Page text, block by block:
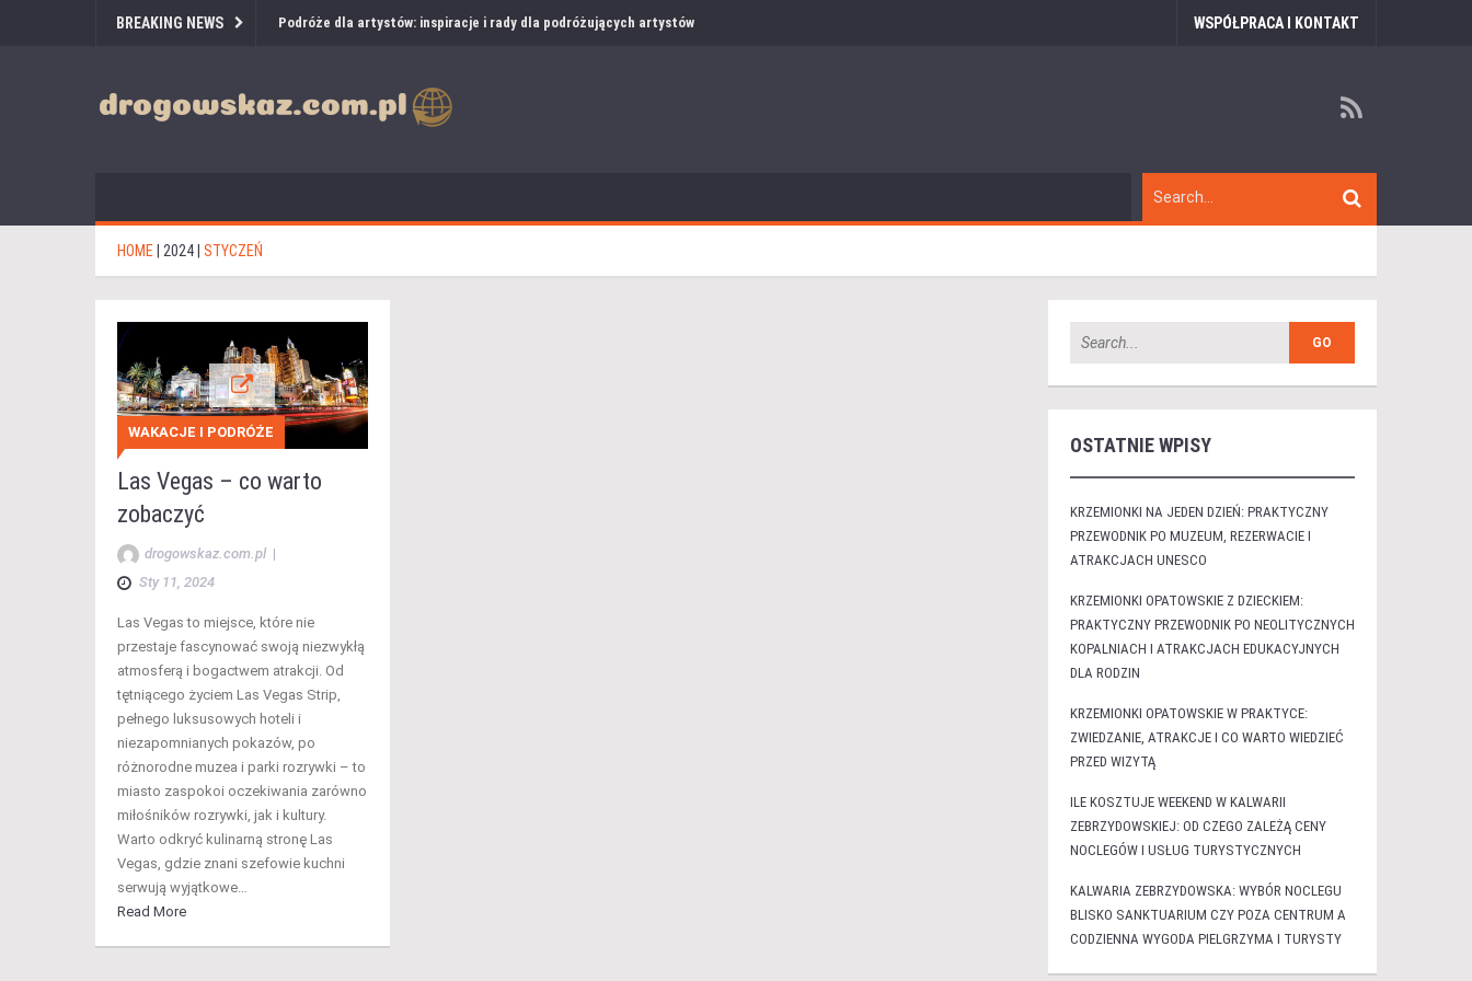
BREAKING NEWS Podróże dla artystów: inspiracje i rady dla podróżujących artystów WSPÓŁPRACA I KONTAKT
HOME 2024 STYCZEŃ
WAKACJE I PODRÓŻE
Las Vegas – co warto
zobaczyć
drogowskaz.com.pl |
Sty 11, 2024
Las Vegas to miejsce, które nie
przestaje fascynować swoją niezwykłą
atmosferą i bogactwem atrakcji. Od
tętniącego życiem Las Vegas Strip,
pełnego luksusowych hoteli i
niezapomnianych pokazów, po
różnorodne muzea i parki rozrywki – to
miasto zaspokoi oczekiwania zarówno
miłośników rozrywki, jak i kultury.
Warto odkryć kulinarną stronę Las
Vegas, gdzie znani szefowie kuchni
serwują wyjątkowe…
Read More
OSTATNIE WPISY
KRZEMIONKI NA JEDEN DZIEŃ: PRAKTYCZNY
PRZEWODNIK PO MUZEUM, REZERWACIE I
ATRAKCJACH UNESCO
KRZEMIONKI OPATOWSKIE Z DZIECKIEM:
PRAKTYCZNY PRZEWODNIK PO NEOLITYCZNYCH
KOPALNIACH I ATRAKCJACH EDUKACYJNYCH
DLA RODZIN
KRZEMIONKI OPATOWSKIE W PRAKTYCE:
ZWIEDZANIE, ATRAKCJE I CO WARTO WIEDZIEĆ
PRZED WIZYTĄ
ILE KOSZTUJE WEEKEND W KALWARII
ZEBRZYDOWSKIEJ: OD CZEGO ZALEŻĄ CENY
NOCLEGÓW I USŁUG TURYSTYCZNYCH
KALWARIA ZEBRZYDOWSKA: WYBÓR NOCLEGU
BLISKO SANKTUARIUM CZY POZA CENTRUM A
CODZIENNA WYGODA PIELGRZYMA I TURYSTY